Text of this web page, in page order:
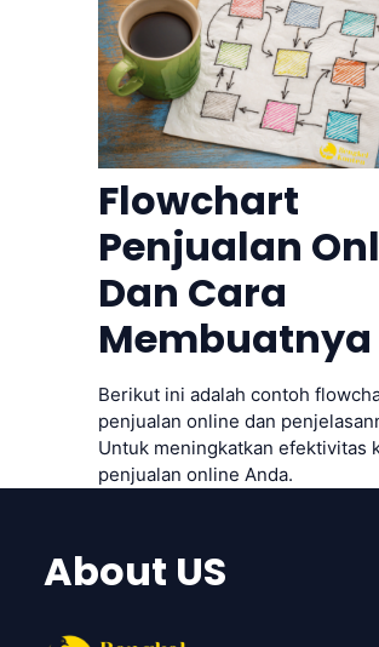
Flowchart
Penjualan
Dan Cara
Membuatnya
Berikut ini adalah contoh
penjualan online dan
Untuk meningkatkan efektivitas
penjualan online Anda.
About US